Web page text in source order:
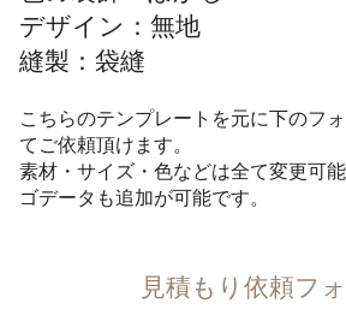
デザイン：無地
縫製：袋縫
こちらのテンプレートを元に下のフ
てご依頼頂けます。
素材・サイズ・色などは全て変更可
ゴデータも追加が可能です。
見積もり依頼フ